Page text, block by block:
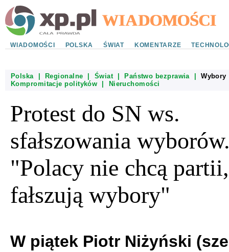
WIADOMOŚCI POLSKA ŚWIAT KOMENTARZE
Polska| Regionalne Świat| Państwo bezprawia|Wybory
Kompromitacje polityków
Nieruchomości
Protest do SN ws.
sfałszowania
"Polacy nie chcą
fałszują wybory"
W piątek Piotr Niżyński